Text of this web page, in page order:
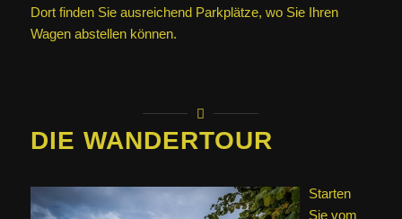
Dort finden Sie ausreichend Parkplätze, wo Sie Ihren
Wagen abstellen können.
DIE WANDERTOUR
Starten
Sie vom